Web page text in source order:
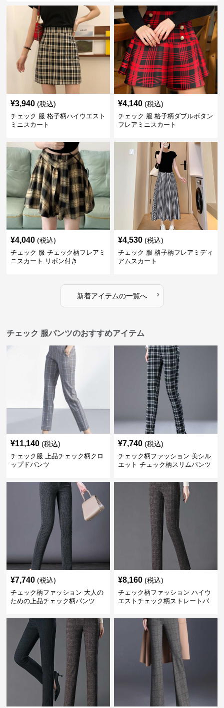
¥3,940 (税込)
チェック 服 格子柄ハイウエスト
ミニスカート
¥4,140 (税込)
チェック 服 格子柄ダブルボタン
フレアミニスカート
¥4,040 (税込)
チェック 服 チェック柄フレアミ
ニスカート リボン付き
¥4,530 (税込)
チェック 服 格子柄フレアミディ
アムスカート
新着アイテムの一覧へ ›
チェック 服パンツのおすすめアイテム
¥11,140 (税込)
チェック服 上品チェック柄クロ
ップドパンツ
¥7,740 (税込)
チェック柄ファッション 美シル
エット チェック柄スリムパンツ
¥7,740 (税込)
チェック柄ファッション 大人の
ための上品チェック柄パンツ
¥8,160 (税込)
チェック柄ファッション ハイウ
エストチェック柄ストレートパ